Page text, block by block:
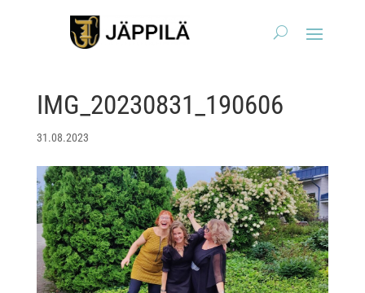
IMG_20230831_190606
31.08.2023